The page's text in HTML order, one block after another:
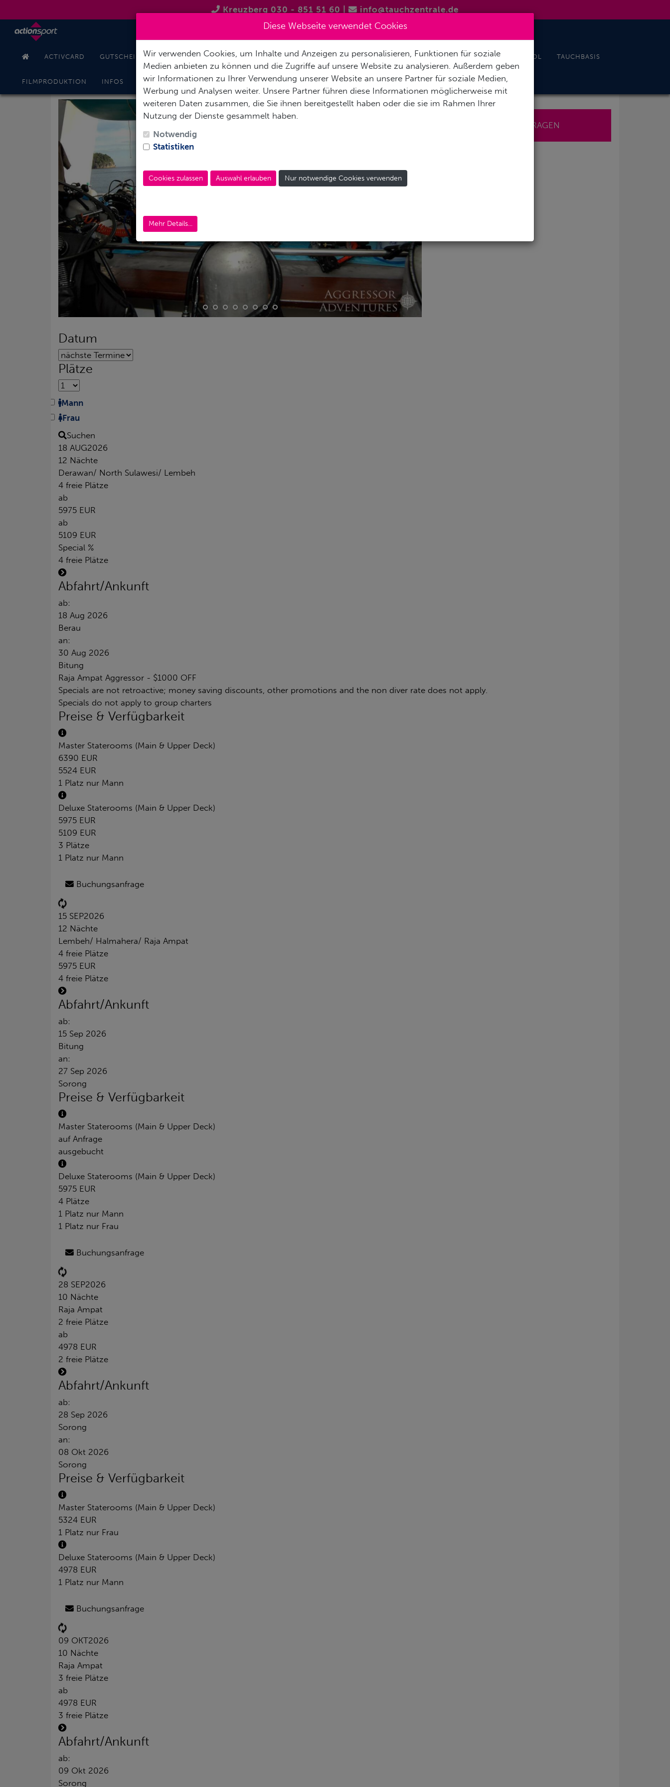
Kreuzberg 030 - 851 51 60 info@tauchzentrale.de
ACTIVCARD GUTSCHEINE TAUCHKURSE FREITAUCHEN / APNOE VERMIETUNG & SERVICE REISEN & EVENTS INDOORPOOL TAUCHBASIS
FILMPRODUKTION INFOS ONLINESHOP KONTAKT
JETZT ANFRAGEN
Datum
Plätze
Mann
Frau
Suchen
18 AUG2026
12 Nächte
Derawan/ North Sulawesi/ Lembeh
4 freie Plätze
ab
5975 EUR
ab
5109 EUR
Special %
4 freie Plätze
Abfahrt/Ankunft
ab:
18 Aug 2026
Berau
an:
30 Aug 2026
Bitung
Raja Ampat Aggressor - $1000 OFF
Specials are not retroactive; money saving discounts, other promotions and the non diver rate does not apply.
Specials do not apply to group charters
Preise & Verfügbarkeit
Master Staterooms (Main & Upper Deck)
6390 EUR
5524 EUR
1 Platz nur Mann
Deluxe Staterooms (Main & Upper Deck)
5975 EUR
5109 EUR
3 Plätze
1 Platz nur Mann
Buchungsanfrage
15 SEP2026
12 Nächte
Lembeh/ Halmahera/ Raja Ampat
4 freie Plätze
5975 EUR
4 freie Plätze
Abfahrt/Ankunft
ab:
15 Sep 2026
Bitung
an:
27 Sep 2026
Sorong
Preise & Verfügbarkeit
Master Staterooms (Main & Upper Deck)
auf Anfrage
ausgebucht
Deluxe Staterooms (Main & Upper Deck)
5975 EUR
4 Plätze
1 Platz nur Mann
1 Platz nur Frau
Buchungsanfrage
28 SEP2026
10 Nächte
Raja Ampat
2 freie Plätze
ab
4978 EUR
2 freie Plätze
Abfahrt/Ankunft
ab:
28 Sep 2026
Sorong
an:
08 Okt 2026
Sorong
Preise & Verfügbarkeit
Master Staterooms (Main & Upper Deck)
5324 EUR
1 Platz nur Frau
Deluxe Staterooms (Main & Upper Deck)
4978 EUR
1 Platz nur Mann
Buchungsanfrage
09 OKT2026
10 Nächte
Raja Ampat
3 freie Plätze
ab
4978 EUR
3 freie Plätze
Abfahrt/Ankunft
ab:
09 Okt 2026
Sorong
Diese Webseite verwendet Cookies
Wir verwenden Cookies, um Inhalte und Anzeigen zu personalisieren, Funktionen für soziale
Medien anbieten zu können und die Zugriffe auf unsere Website zu analysieren. Außerdem geben
wir Informationen zu Ihrer Verwendung unserer Website an unsere Partner für soziale Medien,
Werbung und Analysen weiter. Unsere Partner führen diese Informationen möglicherweise mit
weiteren Daten zusammen, die Sie ihnen bereitgestellt haben oder die sie im Rahmen Ihrer
Nutzung der Dienste gesammelt haben.
Notwendig
Statistiken
Cookies zulassen Auswahl erlauben Nur notwendige Cookies verwenden
Mehr Details...